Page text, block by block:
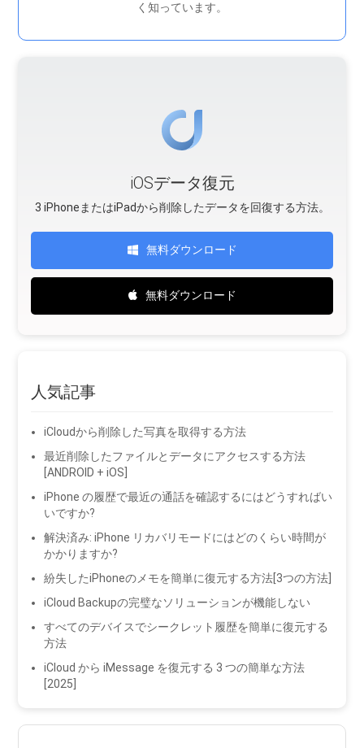
く知っています。
iOSデータ復元
3 iPhoneまたはiPadから削除したデータを回復する方法。
無料ダウンロード
無料ダウンロード
人気記事
iCloudから削除した写真を取得する方法
最近削除したファイルとデータにアクセスする方法
[ANDROID + iOS]
iPhone の履歴で最近の通話を確認するにはどうすればい
いですか?
解決済み: iPhone リカバリモードにはどのくらい時間が
かかりますか?
紛失したiPhoneのメモを簡単に復元する方法[3つの方法]
iCloud Backupの完璧なソリューションが機能しない
すべてのデバイスでシークレット履歴を簡単に復元する
方法
iCloud から iMessage を復元する 3 つの簡単な方法
[2025]